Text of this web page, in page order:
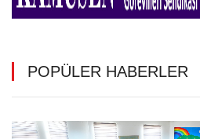
POPÜLER HABERLER